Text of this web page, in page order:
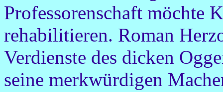
Professorenschaft möchte
rehabilitieren. Roman
Verdienste des dicken
seine merkwürdigen